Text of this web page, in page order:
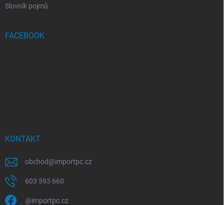
Slovník pojmů
FACEBOOK
KONTAKT
obchod@importpc.cz
603 593 660
@importpc.cz